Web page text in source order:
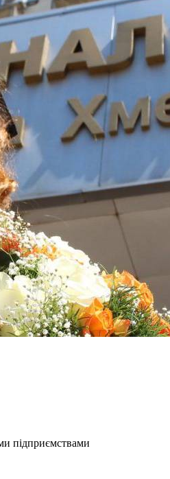
підприємствами